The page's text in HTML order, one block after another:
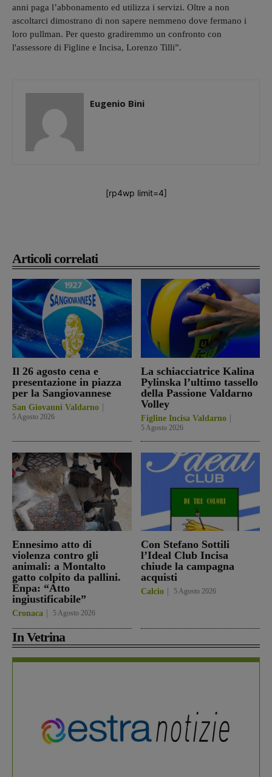
Articoli correlati
Il 26 agosto cena e
presentazione in piazza
per la Sangiovannese
San Giovanni Valdarno
5 Agosto 2026
La schiacciatrice Kalina
Pylinska l’ultimo tassello
della Passione Valdarno
Volley
Figline Incisa Valdarno
5 Agosto 2026
Ennesimo atto di
violenza contro gli
animali: a Montalto
gatto colpito da pallini.
Enpa: “Atto
ingiustificabile”
Cronaca 5 Agosto 2026
Con Stefano Sottili
l’Ideal Club Incisa
chiude la campagna
acquisti
Calcio 5 Agosto 2026
In Vetrina
anni paga l’abbonamento ed utilizza i servizi. Oltre a non
ascoltarci dimostrano di non sapere nemmeno dove fermano i
loro pullman. Per questo gradiremmo un confronto con
l'assessore di Figline e Incisa, Lorenzo Tilli”.
Eugenio Bini
[rp4wp limit=4]